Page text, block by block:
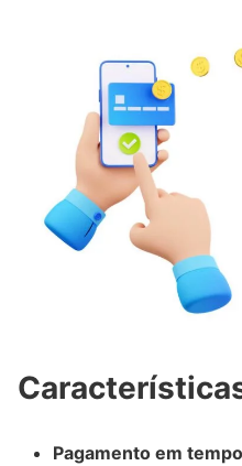
Pagamento em